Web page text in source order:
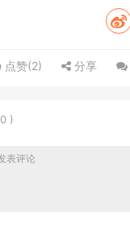
点赞(2) 分享
0 )